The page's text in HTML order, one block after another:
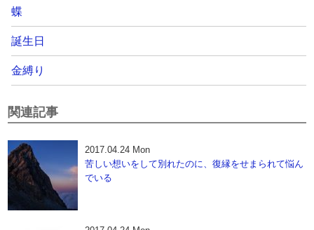
蝶
誕生日
金縛り
関連記事
2017.04.24 Mon
苦しい想いをして別れたのに、復縁をせまられて悩ん
でいる